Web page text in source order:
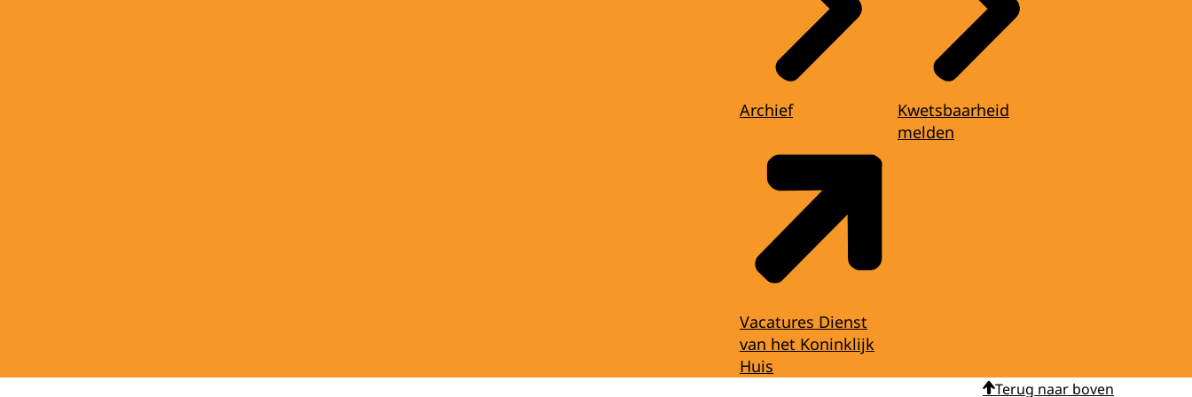
Archief
Vacatures Dienst
van het Koninklijk
Huis
Kwetsbaarheid
melden
Terug naar boven